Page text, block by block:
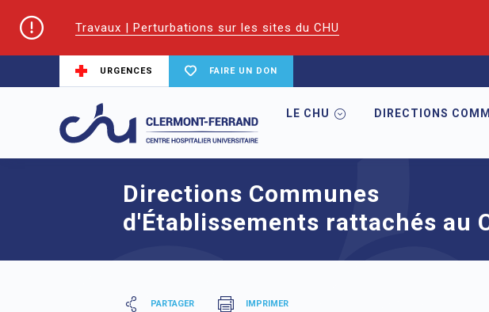
Travaux | Perturbations sur les sites du CHU
URGENCES FAIRE UN DON
LE CHU DIRECTIONS
Accueil Directions Communes d'Établissements rattachés au CHU
Directions Communes
d'Établissements rattachés au
PARTAGER IMPRIMER